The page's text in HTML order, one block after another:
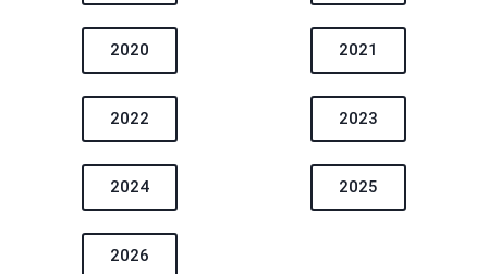
2020 2021
2022 2023
2024 2025
2026